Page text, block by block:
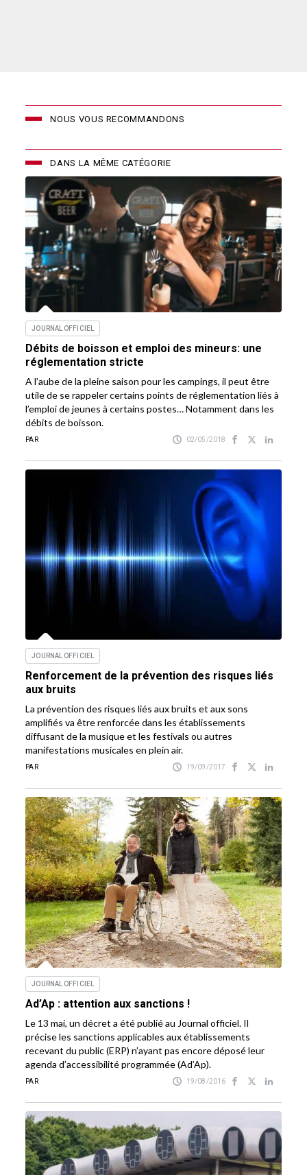
NOUS VOUS RECOMMANDONS
DANS LA MÊME CATÉGORIE
JOURNAL OFFICIEL
Débits de boisson et emploi des mineurs: une
réglementation stricte
A l’aube de la pleine saison pour les campings, il peut être
utile de se rappeler certains points de réglementation liés à
l’emploi de jeunes à certains postes… Notamment dans les
débits de boisson.
PAR 02/05/2018
JOURNAL OFFICIEL
Renforcement de la prévention des risques liés
aux bruits
La prévention des risques liés aux bruits et aux sons
amplifiés va être renforcée dans les établissements
diffusant de la musique et les festivals ou autres
manifestations musicales en plein air.
PAR 19/09/2017
JOURNAL OFFICIEL
Ad’Ap : attention aux sanctions !
Le 13 mai, un décret a été publié au Journal officiel. Il
précise les sanctions applicables aux établissements
recevant du public (ERP) n’ayant pas encore déposé leur
agenda d’accessibilité programmée (Ad’Ap).
PAR 19/08/2016